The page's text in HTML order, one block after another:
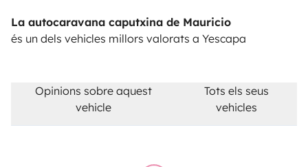
La autocaravana caputxina de Mauricio
és un dels vehicles millors valorats a Yescapa
Opinions sobre aquest
vehicle
Tots els seus
vehicles